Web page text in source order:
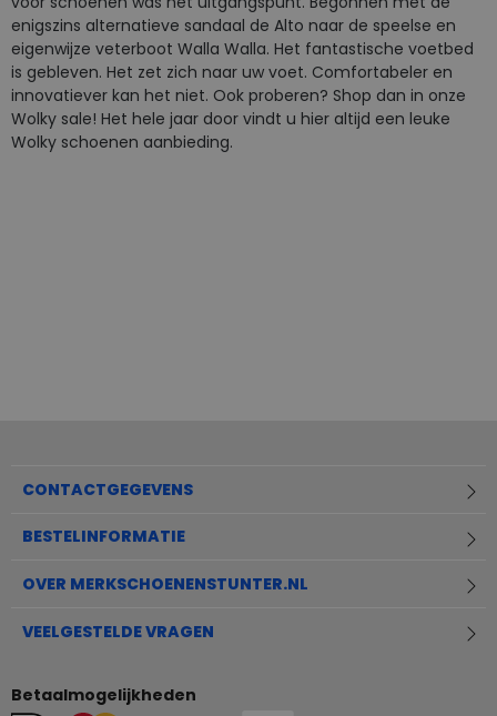
enigszins alternatieve sandaal de Alto naar de speelse en
eigenwijze veterboot Walla Walla. Het fantastische voetbed
is gebleven. Het zet zich naar uw voet. Comfortabeler en
innovatiever kan het niet. Ook proberen? Shop dan in onze
Wolky sale! Het hele jaar door vindt u hier altijd een leuke
Wolky schoenen aanbieding.
CONTACTGEGEVENS
BESTELINFORMATIE
OVER MERKSCHOENENSTUNTER.NL
VEELGESTELDE VRAGEN
Betaalmogelijkheden